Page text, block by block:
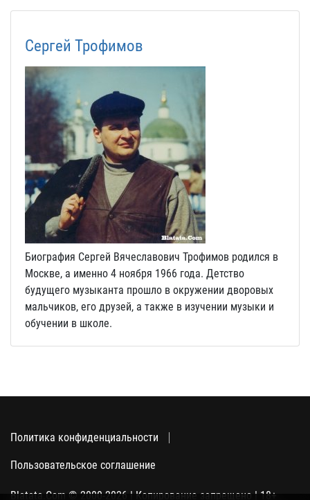
Сергей Трофимов
Биография Сергей Вячеславович Трофимов родился в
Москве, а именно 4 ноября 1966 года. Детство
будущего музыканта прошло в окружении дворовых
мальчиков, его друзей, а также в изучении музыки и
обучении в школе.
Политика конфиденциальности
Пользовательское соглашение
Blatata.Com © 2000-2026 | Копирование запрещено | 18+